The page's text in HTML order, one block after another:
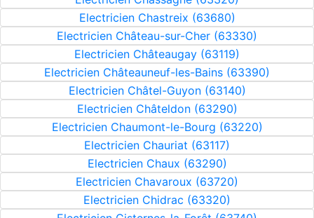
Electricien Chastreix (63680)
Electricien Château-sur-Cher (63330)
Electricien Châteaugay (63119)
Electricien Châteauneuf-les-Bains (63390)
Electricien Châtel-Guyon (63140)
Electricien Châteldon (63290)
Electricien Chaumont-le-Bourg (63220)
Electricien Chauriat (63117)
Electricien Chaux (63290)
Electricien Chavaroux (63720)
Electricien Chidrac (63320)